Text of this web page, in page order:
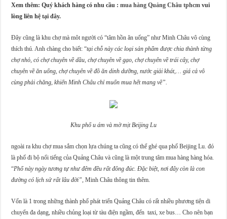
Xem thêm: Quý khách hàng có nhu cầu : mua hàng Quảng Châu tphcm vui
lòng liên hệ tại đây.
Đây cũng là khu chợ mà môt người có “tâm hồn ăn uống” như Minh Châu vô cùng
thích thú. Anh chàng cho biết: “tại chỗ này các loại sản phẩm được chia thành từng
chợ nhỏ, có chợ chuyên về dầu, chợ chuyên về gạo, chợ chuyên về trái cây, chợ
chuyên về ăn uống, chợ chuyên về đồ ăn dinh dưỡng, nước giải khát,… giá cả vô
cùng phải chăng, khiến Minh Châu chỉ muốn mua hết mang về”.
Khu phố u ám và mờ mịt Beijing Lu
ngoài ra khu chợ mua sắm chọn lựa chúng ta cũng có thể ghé qua phố Beijing Lu. đó
là phố đi bộ nổi tiếng của Quảng Châu và cũng là một trung tâm mua hàng hàng hóa.
“Phố này ngày tương tự như đêm đều rất đông đúc. Đặc biệt, nơi đây còn là con
đường có lịch sử rất lâu đời”, Minh Châu thông tin thêm.
Vốn là 1 trong những thành phố phát triển Quảng Châu có rất nhiều phương tiện di
chuyển đa dạng, nhiều chủng loại từ tàu điện ngầm, đến taxi, xe bus… Cho nên bạn